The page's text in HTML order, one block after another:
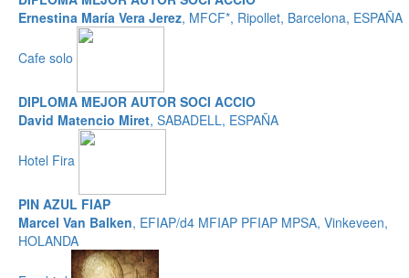
Ernestina María Vera Jerez, MFCF*, Ripollet, Barcelona, ESPAÑA
Cafe solo
DIPLOMA MEJOR AUTOR SOCI ACCIO
David Matencio Miret, SABADELL, ESPAÑA
Hotel Fira
PIN AZUL FIAP
Marcel Van Balken, EFIAP/d4 MFIAP PFIAP MPSA, Vinkeveen,
HOLANDA